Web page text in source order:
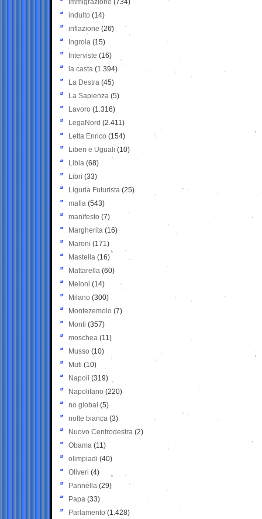
Immigrazione (734)
indulto (14)
inflazione (26)
Ingroia (15)
Interviste (16)
la casta (1.394)
La Destra (45)
La Sapienza (5)
Lavoro (1.316)
LegaNord (2.411)
Letta Enrico (154)
Liberi e Uguali (10)
Libia (68)
Libri (33)
Liguria Futurista (25)
mafia (543)
manifesto (7)
Margherita (16)
Maroni (171)
Mastella (16)
Mattarella (60)
Meloni (14)
Milano (300)
Montezemolo (7)
Monti (357)
moschea (11)
Musso (10)
Muti (10)
Napoli (319)
Napolitano (220)
no global (5)
notte bianca (3)
Nuovo Centrodestra (2)
Obama (11)
olimpiadi (40)
Oliveri (4)
Pannella (29)
Papa (33)
Parlamento (1.428)